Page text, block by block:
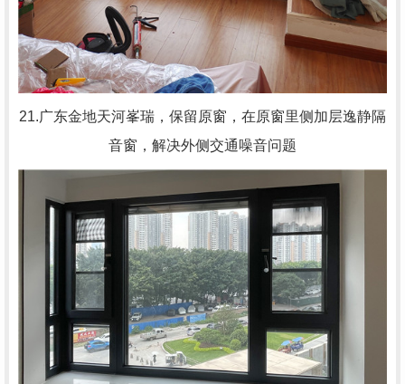
21.广东金地天河峯瑞， 保留原窗，在原窗里侧加层逸静隔
音窗，解决外侧交通噪音问题